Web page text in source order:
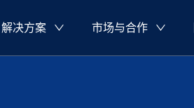
解决方案 市场与合作